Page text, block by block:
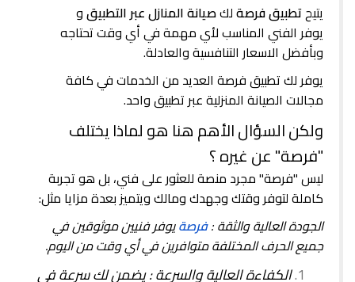
يتيحتطبيق فرصةلكصيانة المنازل عبر التطبيقو
يوفر الفني المناسب لأي مهمة في أي وقت تحتاجه
وبأفضل الاسعار التنافسية والعادلة.
يوفر لك تطبيق فرصة العديد من الخدمات في كافة
مجالات الصيانة المنزلية عبر تطبيق واحد.
ولكن السؤال الأهم هنا هو لماذا يختلف
"فرصة" عن غيره ؟
ليس "فرصة" مجرد منصة للعثور على فني، بل هو تجربة
كاملة لتوفر وقتك وجهدك ومالك ويتميز بعدة مزايا مثل:
الجودة العالية والثقة :فرصةيوفر فنيين موثوقين في
جميع الحرف المختلفة متوافرين في أي وقت من اليوم.
الكفاءة العالية والسرعة : يضمن لك سرعة في